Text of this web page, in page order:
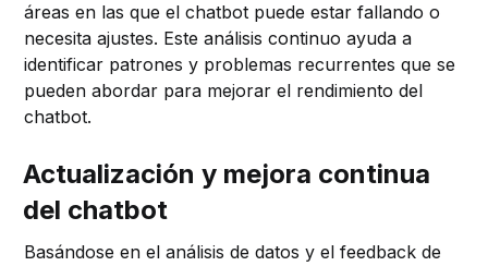
áreas en las que el chatbot puede estar fallando o
necesita ajustes. Este análisis continuo ayuda a
identificar patrones y problemas recurrentes que se
pueden abordar para mejorar el rendimiento del
chatbot.
Actualización y mejora continua
del chatbot
Basándose en el análisis de datos y el feedback de